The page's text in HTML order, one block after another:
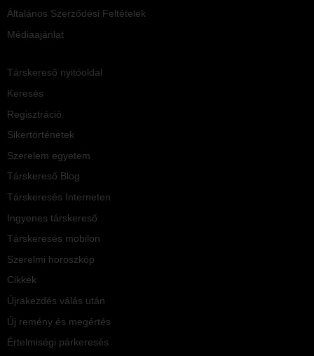
Általános Szerződési Feltételek
Médiaajánlat
Társkereső nyitóoldal
Keresés
Regisztráció
Sikertörténetek
Szerelem egyetem
Társkereső Blog
Társkeresés Interneten
Ingyenes társkereső
Társkeresés mobilon
Szerelmi horoszkóp
Cikkek
Újrakezdés válás után
Új remény és megértés
Értelmiségi párkeresés